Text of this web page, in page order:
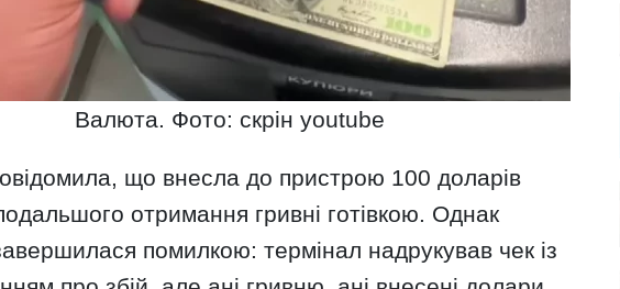
Валюта. Фото: скрін youtube
що внесла до пристрою 100 доларів
отримання гривні готівкою. Однак
помилкою: термінал надрукував чек із